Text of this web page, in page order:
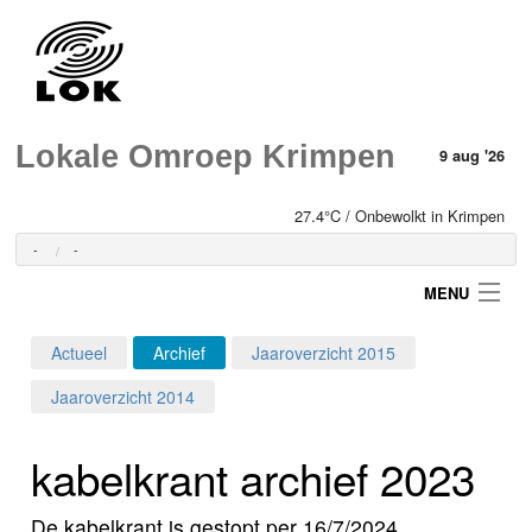
Lokale Omroep Krimpen 9 aug '26
27.4°C / Onbewolkt in Krimpen
- -
MENU
Programma's
Actueel Archief
Jaaroverzicht 2015
Jaaroverzicht 2014
kabelkrant archief 2023